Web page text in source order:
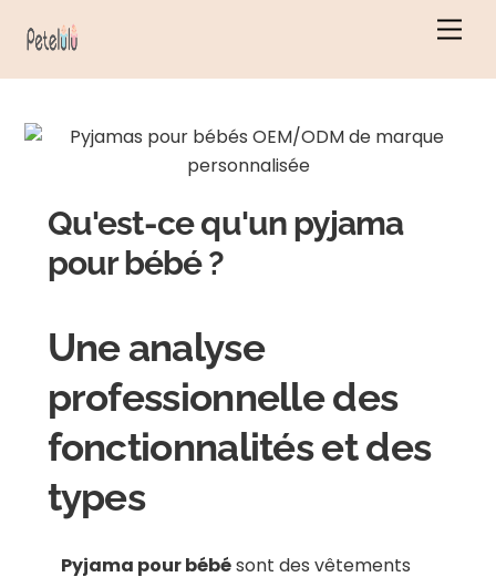
Qu'est-ce qu'un pyjama
pour bébé ?
Une analyse
professionnelle des
fonctionnalités et des
types
Pyjama pour bébésont des vêtements